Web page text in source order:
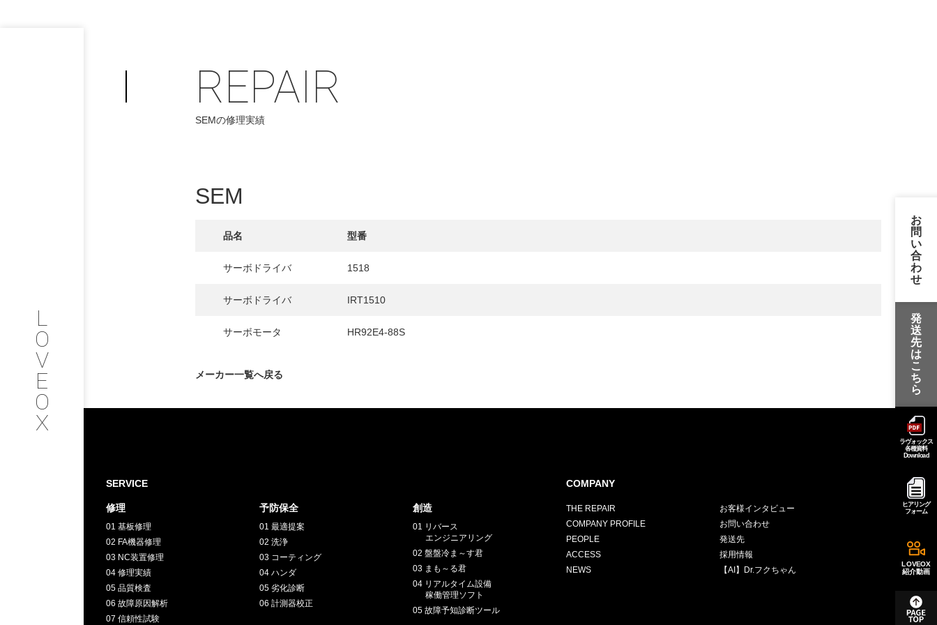
L
O
V
E
O
X
フィロソフィー
COMPANY
PROFILE
SERVICE
お客様インタビュー
RECRUIT
採用情報
GREEN
お
問
い
合
わ
せ
発
送
先
は
こ
ち
ら
ラヴォックス
各種資料
Download
ヒアリング
フォーム
LOVEOX
紹介動画
REPAIR
SEMの修理実績
SEM
品名 型番
サーボドライバ 1518
サーボドライバ IRT1510
サーボモータ HR92E4-88S
メーカー一覧へ戻る
SERVICE
修理
01 基板修理
02 FA機器修理
03 NC装置修理
04 修理実績
05 品質検査
06 故障原因解析
07 信頼性試験
予防保全
01 最適提案
02 洗浄
03 コーティング
04 ハンダ
05 劣化診断
06 計測器校正
創造
01 リバース
エンジニアリング
02 盤盤冷ま～す君
03 まも～る君
04 リアルタイム設備
稼働管理ソフト
05 故障予知診断ツール
COMPANY
THE REPAIR
COMPANY PROFILE
PEOPLE
ACCESS
NEWS
お客様インタビュー
お問い合わせ
発送先
採用情報
【AI】Dr.フクちゃん